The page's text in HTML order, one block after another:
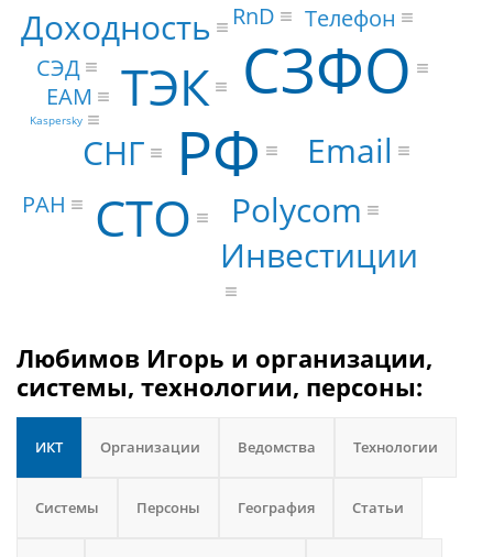
РФ
СЗФО
CTO
ТЭК
Polycom
Email
СНГ
Инвестиции
Доходность
Телефон
СЭД
EAM
RnD
РАН
Kaspersky
Любимов Игорь и организации,
системы, технологии, персоны:
ИКТ Организации Ведомства Технологии
Системы Персоны География Статьи